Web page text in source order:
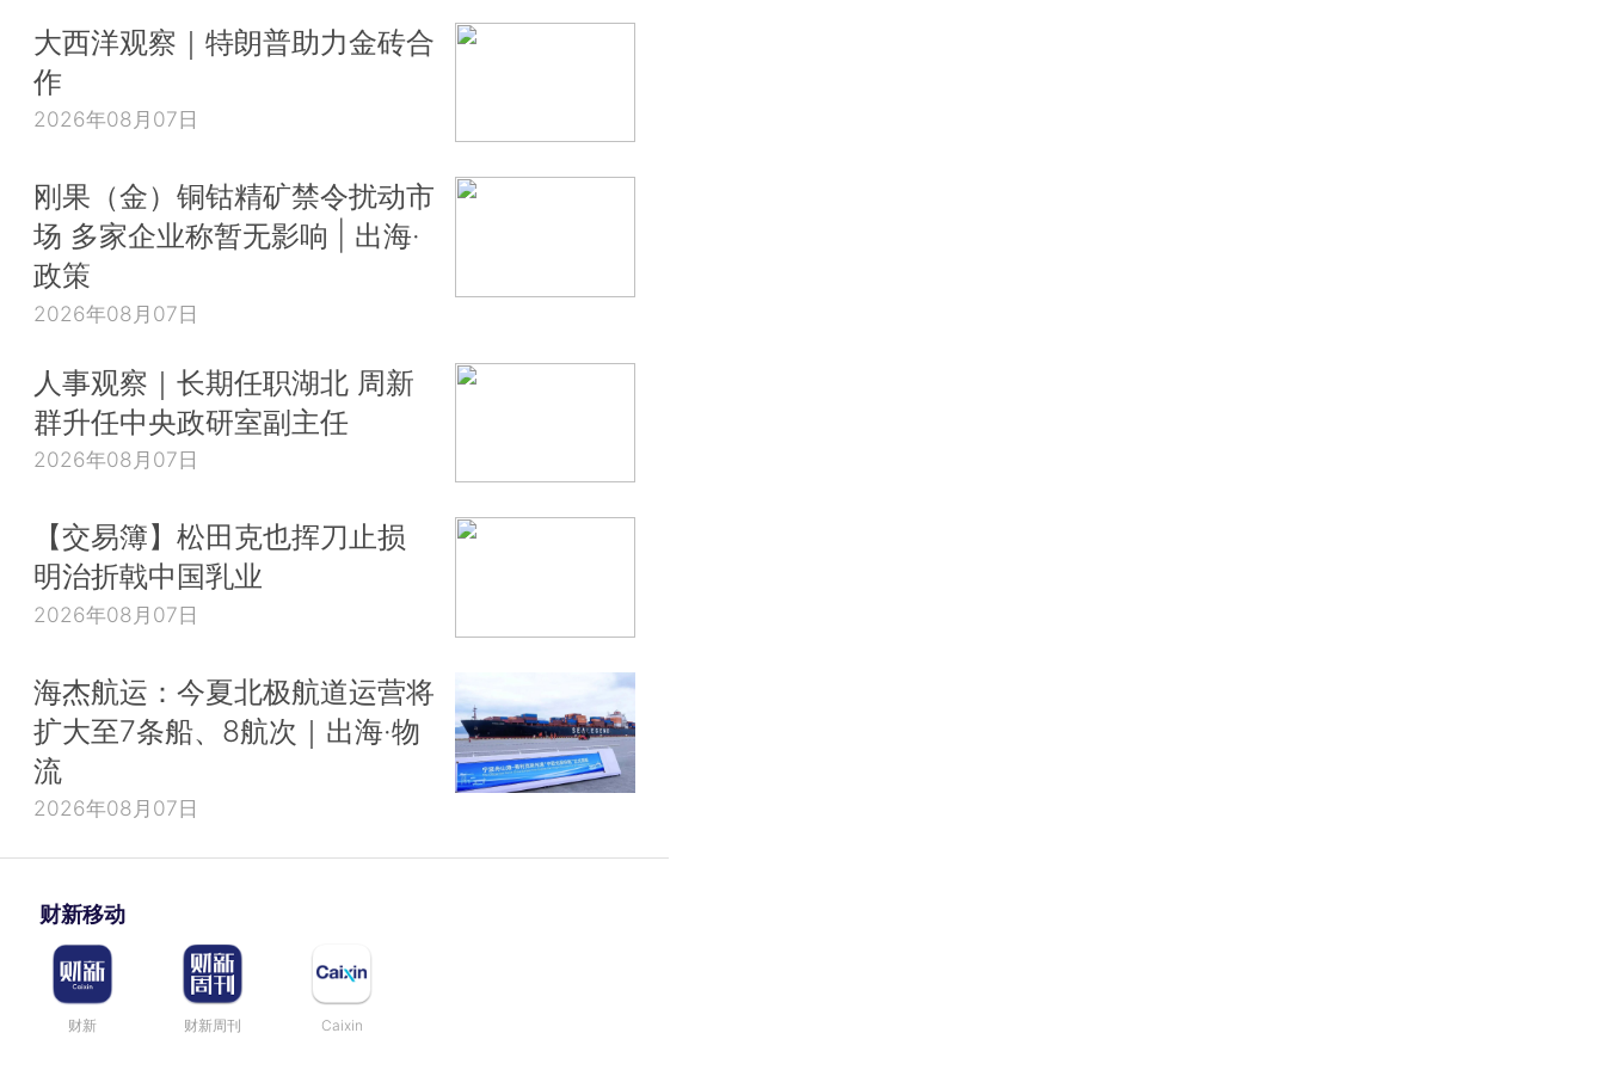
大西洋观察｜特朗普助力金砖合
作
2026年08月07日
刚果（金）铜钴精矿禁令扰动市
场 多家企业称暂无影响 | 出海·
政策
2026年08月07日
人事观察｜长期任职湖北 周新
群升任中央政研室副主任
2026年08月07日
【交易簿】松田克也挥刀止损
明治折戟中国乳业
2026年08月07日
海杰航运：今夏北极航道运营将
扩大至7条船、8航次｜出海·物
流
2026年08月07日
财新移动
财新 财新周刊 Caixin